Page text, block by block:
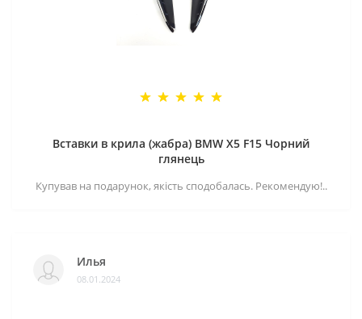
Вставки в крила (жабра) BMW X5 F15 Чорний
глянець
Купував на подарунок, якість сподобалась. Рекомендую!..
Илья
08.01.2024